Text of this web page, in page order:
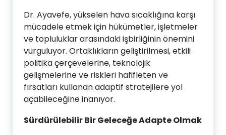
Dr. Ayavefe, yükselen hava sıcaklığına karşı
mücadele etmek için hükümetler, işletmeler
ve topluluklar arasındaki işbirliğinin önemini
vurguluyor. Ortaklıkların geliştirilmesi, etkili
politika çerçevelerine, teknolojik
gelişmelerine ve riskleri hafifleten ve
fırsatları kullanan adaptif stratejilere yol
açabileceğine inanıyor.
Sürdürülebilir Bir Geleceğe Adapte Olmak